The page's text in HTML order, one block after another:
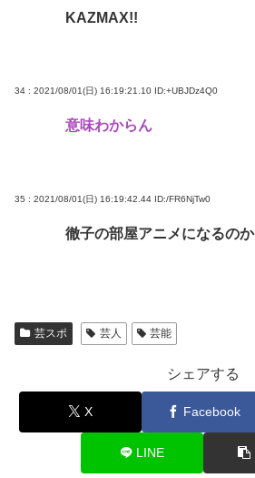
KAZMAX!!
34 : 2021/08/01(日) 16:19:21.10 ID:+UBJDz4Q0
意味わからん
35 : 2021/08/01(日) 16:19:42.44 ID:/FR6NjTw0
徹子の部屋アニメになるのか
芸スポ 芸人 芸能
シェアする
X Facebook
LINE